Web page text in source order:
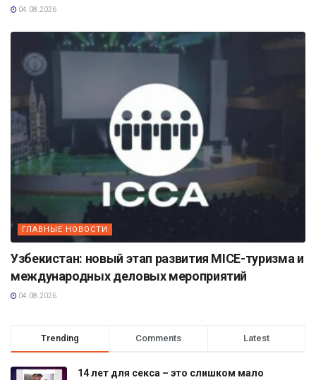
04.08.2026
ГЛАВНЫЕ НОВОСТИ
Узбекистан: новый этап развития MICE-туризма и
международных деловых мероприятий
04.08.2026
Trending Comments Latest
14 лет для секса – это слишком мало